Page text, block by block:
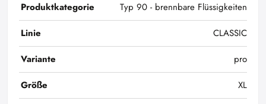
Produktkategorie
Typ 90 - brennbare Flüssigkeiten
Linie
CLASSIC
Variante
pro
Größe
XL